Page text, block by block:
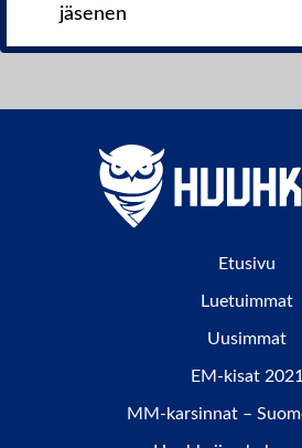
jäsenen
Etusivu
Luetuimmat
Uusimmat
EM-kisat 2021
MM-karsinnat –